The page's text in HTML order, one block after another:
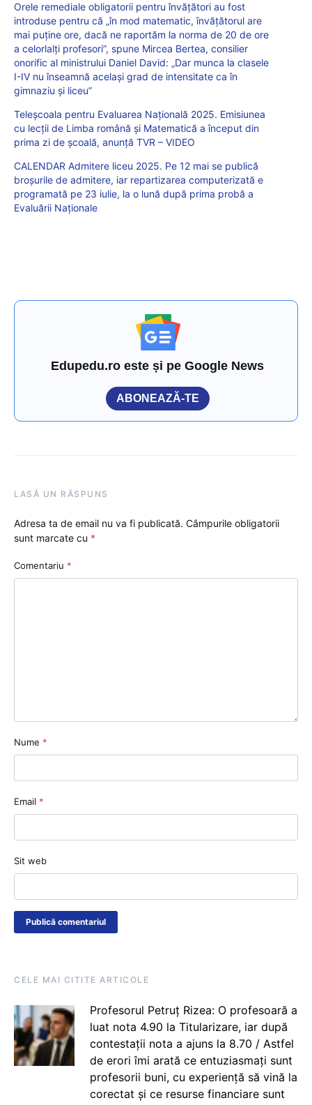
Orele remediale obligatorii pentru învățători au fost
introduse pentru că „în mod matematic, învățătorul are
mai puține ore, dacă ne raportăm la norma de 20 de ore
a celorlalți profesori”, spune Mircea Bertea, consilier
onorific al ministrului Daniel David: „Dar munca la clasele
I-IV nu înseamnă același grad de intensitate ca în
gimnaziu și liceu”
Teleșcoala pentru Evaluarea Națională 2025. Emisiunea
cu lecții de Limba română și Matematică a început din
prima zi de școală, anunță TVR – VIDEO
CALENDAR Admitere liceu 2025. Pe 12 mai se publică
broșurile de admitere, iar repartizarea computerizată e
programată pe 23 iulie, la o lună după prima probă a
Evaluării Naționale
Edupedu.ro este și pe Google News
ABONEAZĂ-TE
LASĂ UN RĂSPUNS
Adresa ta de email nu va fi publicată. Câmpurile obligatorii
sunt marcate cu *
Comentariu *
Nume *
Email *
Sit web
CELE MAI CITITE ARTICOLE
Profesorul Petruț Rizea: O profesoară a
luat nota 4.90 la Titularizare, iar după
contestații nota a ajuns la 8.70 / Astfel
de erori îmi arată ce entuziasmați sunt
profesorii buni, cu experiență să vină la
corectat și ce resurse financiare sunt